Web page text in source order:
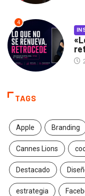
4
TAGS
Apple Branding
Cannes Lions
Destacado
estrategia